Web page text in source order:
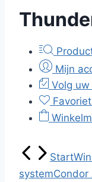
Mijn
Volg
Start
systemCondor